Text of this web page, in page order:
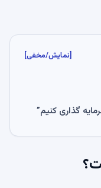
[نمایش/مخفی]
گذاری کنیم”